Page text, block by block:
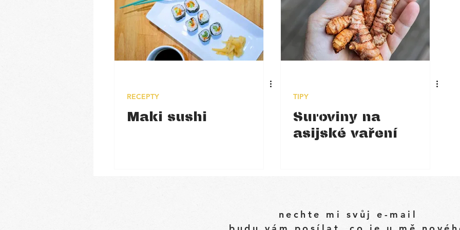
RECEPTY
Maki sushi
TIPY
Suroviny na
asijské vaření
nechte mi svůj e-mail